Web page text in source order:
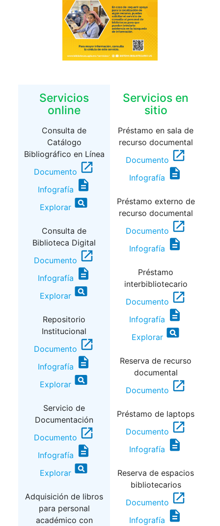
Servicios
online
Consulta de
Catálogo
Bibliográfico en Línea
Documento open_in_new
Infografía description
Explorar pageview
Consulta de
Biblioteca Digital
Documento open_in_new
Infografía description
Explorar pageview
Repositorio
Institucional
Documento open_in_new
Infografía description
Explorar pageview
Servicio de
Documentación
Documento open_in_new
Infografía description
Explorar pageview
Adquisición de libros
para personal
académico con
Servicios en
sitio
Préstamo en sala de
recurso documental
Documento open_in_new
Infografía description
Préstamo externo de
recurso documental
Documento open_in_new
Infografía description
Préstamo
interbibliotecario
Documento open_in_new
Infografía description
Explorar pageview
Reserva de recurso
documental
Documento open_in_new
Préstamo de laptops
Documento open_in_new
Infografía description
Reserva de espacios
bibliotecarios
Documento open_in_new
Infografía description